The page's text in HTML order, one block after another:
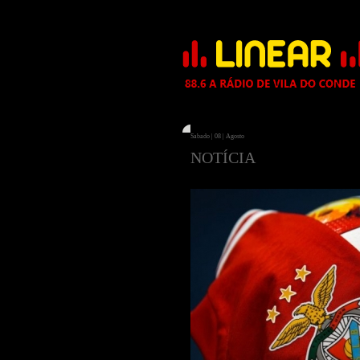
Sabado | 08 | Agosto
NOTÍCIA